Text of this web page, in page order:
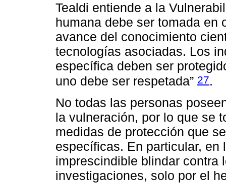
Tealdi entiende a la
humana debe ser tomada en
avance del conocimiento
tecnologías asociadas. Los
específica deben ser
uno debe ser respetada” 27.
No todas las personas
la vulneración, por lo que se
medidas de protección que
específicas. En particular,
imprescindible blindar contra
investigaciones, solo por el